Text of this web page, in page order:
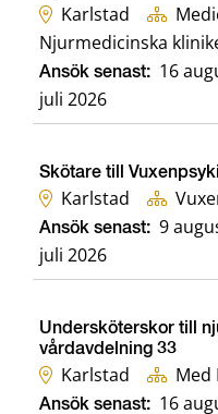
Karlstad
Njurmedicinska
Ansök senast: 16
juli 2026
Skötare till
Karlstad
Ansök senast: 9
juli 2026
Undersköterskor till
vårdavdelning 33
Karlstad Med
Ansök senast: 16